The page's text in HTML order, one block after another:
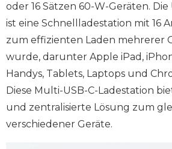
oder 16 Sätzen 60-W-Geräten. Die
ist eine Schnellladestation mit 16
zum effizienten Laden mehrerer
wurde, darunter Apple iPad,
Handys, Tablets, Laptops und
Diese Multi-USB-C-Ladestation
und zentralisierte Lösung zum
verschiedener Geräte.